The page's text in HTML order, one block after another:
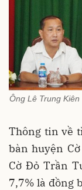
Ông Lê Trung
Thông tin về
bàn huyện
Cờ Đỏ Trần
7,7% là đồng